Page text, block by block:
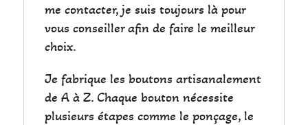
me contacter, je suis toujours là pour
vous conseiller afin de faire le meilleur
choix.
Je fabrique les boutons artisanalement
de A à Z. Chaque bouton nécessite
plusieurs étapes comme le ponçage, le